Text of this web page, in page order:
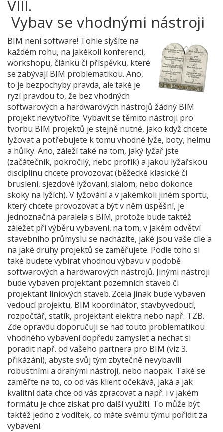
VIII.
Vybav se vhodnými nástroji
BIM není software! Tohle slyšíte na
každém rohu, na jakékoli konferenci,
workshopu, článku či příspěvku, které
se zabývají BIM problematikou. Ano,
to je bezpochyby pravda, ale také je
ryzí pravdou to, že bez vhodných
softwarových a hardwarových nástrojů žádný BIM
projekt nevytvoříte. Vybavit se těmito nástroji pro
tvorbu BIM projektů je stejně nutné, jako když chcete
lyžovat a potřebujete k tomu vhodné lyže, boty, helmu
a hůlky. Ano, záleží také na tom, jaký lyžař jste
(začátečník, pokročilý, nebo profík) a jakou lyžařskou
disciplínu chcete provozovat (běžecké klasické či
bruslení, sjezdové lyžovaní, slalom, nebo dokonce
skoky na lyžích). V lyžování a v jakémkoli jiném sportu,
který chcete provozovat a být v něm úspěšní, je
jednoznačná paralela s BIM, protože bude taktéž
záležet při výběru vybavení, na tom, v jakém odvětví
stavebního průmyslu se nacházíte, jaké jsou vaše cíle a
na jaké druhy projektů se zaměřujete. Podle toho si
také budete vybírat vhodnou výbavu v podobě
softwarových a hardwarových nástrojů. Jinými nástroji
bude vybaven projektant pozemních staveb či
projektant liniových staveb. Zcela jinak bude vybaven
vedoucí projektu, BIM koordinátor, stavbyvedoucí,
rozpočtář, statik, projektant elektra nebo např. TZB.
Zde opravdu doporučuji se nad touto problematikou
vhodného vybavení dopředu zamyslet a nechat si
poradit např. od vašeho partnera pro BIM (viz 3.
přikázání), abyste svůj tým zbytečně nevybavili
robustními a drahými nástroji, nebo naopak. Také se
zaměřte na to, co od vás klient očekává, jaká a jak
kvalitní data chce od vás zpracovat a např. i v jakém
formátu je chce získat pro další využití. To může být
taktéž jedno z vodítek, co máte svému týmu pořídit za
vybavení.